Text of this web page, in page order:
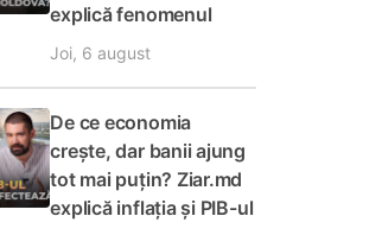
explică fenomenul
Joi, 6 august
De ce economia
crește, dar banii ajung
tot mai puțin? Ziar.md
explică inflația și PIB-ul